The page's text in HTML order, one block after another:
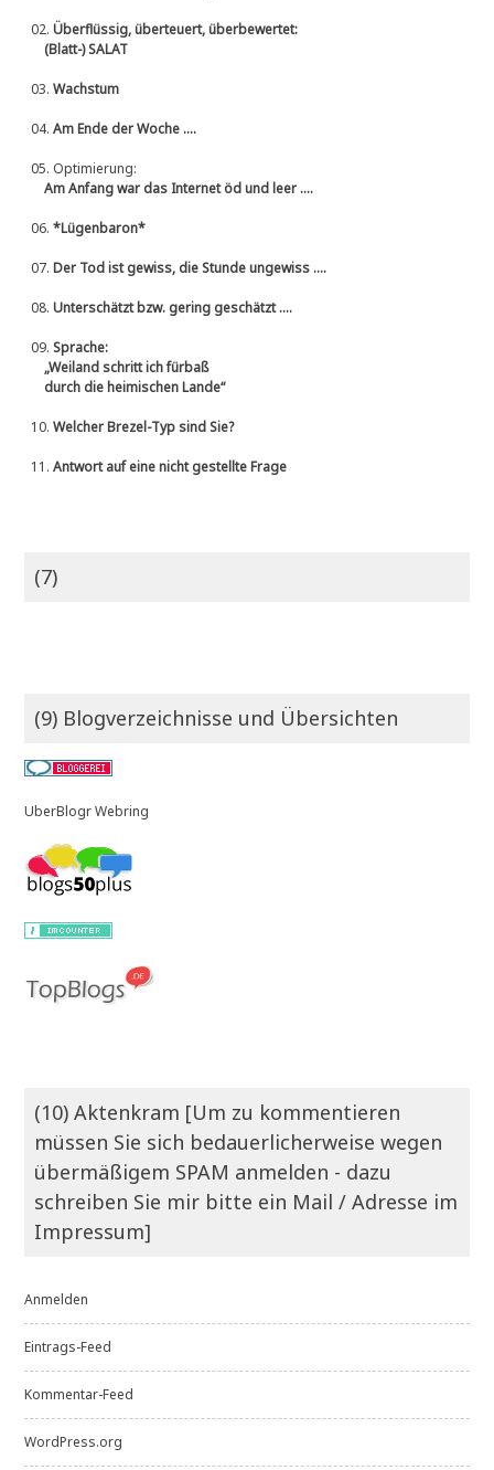
02.Überflüssig, überteuert, überbewertet:
(Blatt-) SALAT
03.Wachstum
04.Am Ende der Woche ....
05. Optimierung:
Am Anfang war das Internet öd und leer ....
06.*Lügenbaron*
07.Der Tod ist gewiss, die Stunde ungewiss ....
08.Unterschätzt bzw. gering geschätzt ....
09.Sprache:
„Weiland schritt ich fürbaß
durch die heimischen Lande“
10.Welcher Brezel-Typ sind Sie?
11.Antwort auf eine nicht gestellte Frage
(7)
(9) Blogverzeichnisse und Übersichten
UberBlogr Webring
(10) Aktenkram [Um zu kommentieren
müssen Sie sich bedauerlicherweise wegen
übermäßigem SPAM anmelden - dazu
schreiben Sie mir bitte ein Mail / Adresse im
Impressum]
Anmelden
Eintrags-Feed
Kommentar-Feed
WordPress.org